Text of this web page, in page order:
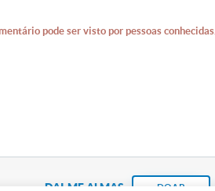
pode ser visto por pessoas conhecidas.
DAI-ME ALMAS DOAR